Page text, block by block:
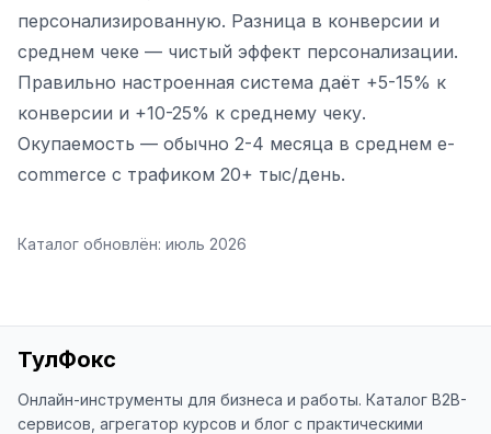
персонализированную. Разница в конверсии и
среднем чеке — чистый эффект персонализации.
Правильно настроенная система даёт +5-15% к
конверсии и +10-25% к среднему чеку.
Окупаемость — обычно 2-4 месяца в среднем e-
commerce с трафиком 20+ тыс/день.
Каталог обновлён: июль 2026
ТулФокс
Онлайн-инструменты для бизнеса и работы. Каталог B2B-
сервисов, агрегатор курсов и блог с практическими